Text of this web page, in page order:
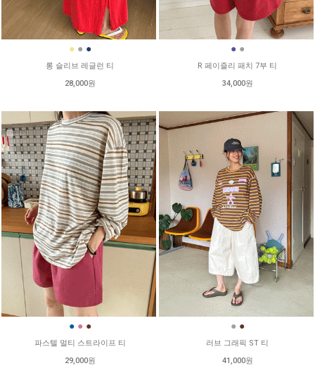
● ● ●
롱 슬리브 레글런 티
28,000원
● ●
R 페이즐리 패치 7부 티
34,000원
● ● ●
파스텔 멀티 스트라이프 티
29,000원
● ●
러브 그래픽 ST 티
41,000원